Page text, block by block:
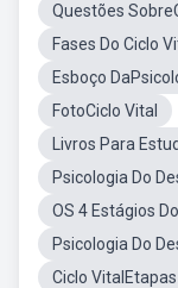
Questões
Fases Do Ciclo
Esboço
FotoCiclo Vital
Livros Para
Psicologia Do
OS 4 Estágios
Psicologia Do
Ciclo